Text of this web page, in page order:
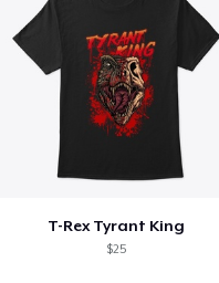
T-Rex Tyrant King
$25